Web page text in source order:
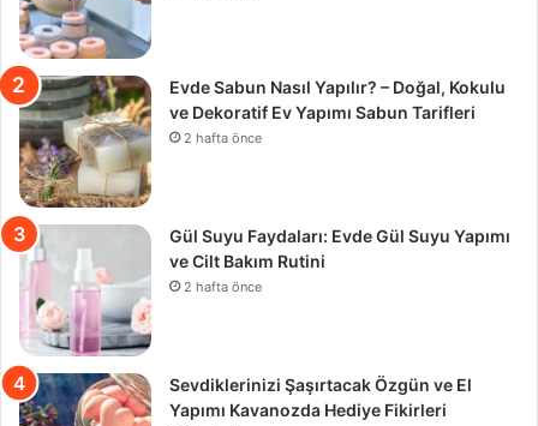
Evde Sabun Nasıl Yapılır? – Doğal, Kokulu
ve Dekoratif Ev Yapımı Sabun Tarifleri
2 hafta önce
Gül Suyu Faydaları: Evde Gül Suyu Yapımı
ve Cilt Bakım Rutini
2 hafta önce
Sevdiklerinizi Şaşırtacak Özgün ve El
Yapımı Kavanozda Hediye Fikirleri